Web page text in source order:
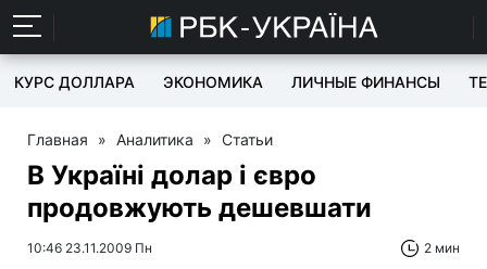
КУРС ДОЛЛАРА ЭКОНОМИКА ЛИЧНЫЕ ФИНАНСЫ
Главная » Аналитика » Статьи
В Україні долар і євро
продовжують дешевшати
10:46 23.11.2009 Пн 2 мин